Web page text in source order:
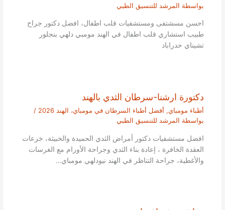
بواسطة المرشد للتنسيق الطبي
احسن مسشتفى ومستشفيات قلب اطفال، افضل دكتور جراح
طبيب استشاري قلب اطفال في الهند مومبي دلهي بنجلور
تشيناي حدراباد
دكتورة ارشنا-سرطان الثدي بالهند
أطباء مومباي, أفضل أطباء السرطان في مومباي، الهند 2026
/
بواسطة المرشد للتنسيق الطبي
افضل مستشفيات دكتور أمراض الثدي الحميدة والخبيثة، خزعات
العقدة الخافرة ، إعادة بناء الثدي وجراحة الأورام مع الغرسات
والأغطية، جراحة التناظر في الهند نيودلهي مومباي…